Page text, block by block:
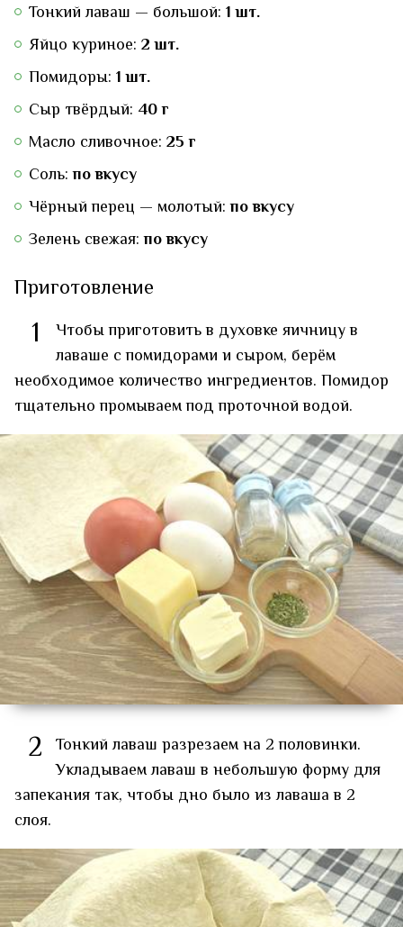
Тонкий лаваш — большой: 1 шт.
Яйцо куриное: 2 шт.
Помидоры: 1 шт.
Сыр твёрдый: 40 г
Масло сливочное: 25 г
Соль:по вкусу
Чёрный перец — молотый:по вкусу
Зелень свежая:по вкусу
Приготовление
1
Чтобы приготовить в духовке яичницу в
лаваше с помидорами и сыром, берём
необходимое количество ингредиентов. Помидор
тщательно промываем под проточной водой.
2 Тонкий лаваш разрезаем на 2 половинки.
Укладываем лаваш в небольшую форму для
запекания так, чтобы дно было из лаваша в 2
слоя.